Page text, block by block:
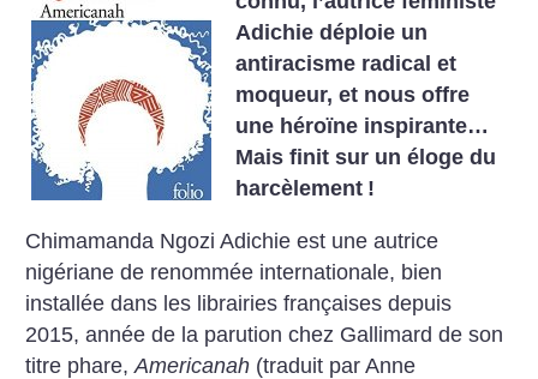
Adichie déploie un
antiracisme radical et
moqueur, et nous offre
une héroïne inspirante…
Mais finit sur un éloge du
harcèlement !
Chimamanda Ngozi Adichie est une autrice
nigériane de renommée internationale, bien
installée dans les librairies françaises depuis
2015, année de la parution chez Gallimard de son
titre phare,Americanah (traduit par Anne